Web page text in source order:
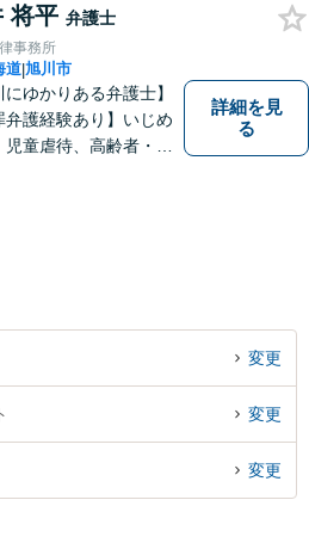
しております。お困
は、お気軽にご相談く
。
将平 弁護士
事務所
道|旭川市
にゆかりある弁護士】
弁護経験あり】いじめ
児童虐待、高齢者・障
詳細を見
る
変更
変更
変更